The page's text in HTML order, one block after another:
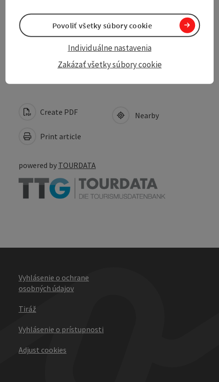
Suitability
Accessibility
Create PDF
Print article
Nearby
powered by TOURDATA
Vyhlásenie o ochrane
osobných údajov
Tiráž
Vyhlásenie o prístupnosti
Adjust cookies
Zakázať všetky súbory cookie
Individuálne nastavenia
Povoliť všetky súbory cookie